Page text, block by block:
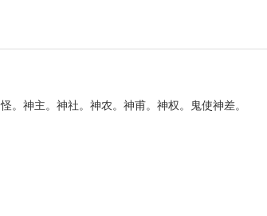
。神主。神社。神农。神甫。神权。鬼使神差。